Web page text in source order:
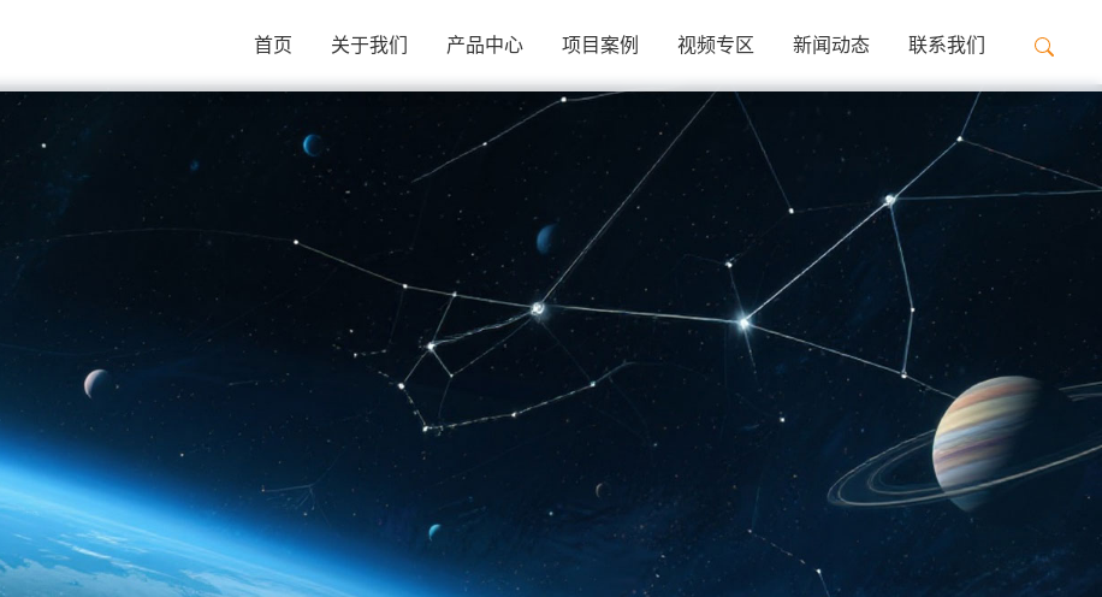
首页 关于我们 产品中心 项目案例 视频专区 新闻动态 联系我们